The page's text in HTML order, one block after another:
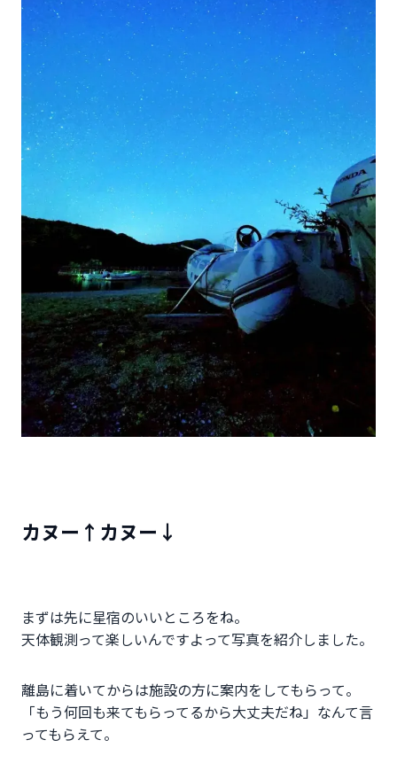
カヌー↑カヌー↓
まずは先に星宿のいいところをね。
天体観測って楽しいんですよって写真を紹介しました。
離島に着いてからは施設の方に案内をしてもらって。
「もう何回も来てもらってるから大丈夫だね」なんて言
ってもらえて。